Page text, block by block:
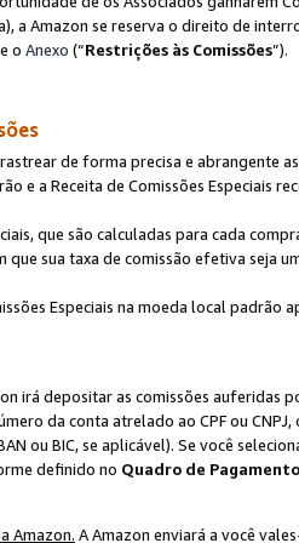
a Amazon se reserva o direito de
o Anexo (“Restrições às Comissões”).
de forma precisa e abrangente
e a Receita de Comissões Especiais
que são calculadas para cada
sua taxa de comissão efetiva seja
Especiais na moeda local
irá depositar as comissões auferidas
da conta atrelado ao CPF ou
ou BIC, se aplicável). Se você
definido no Quadro de
Amazon. A Amazon enviará a você